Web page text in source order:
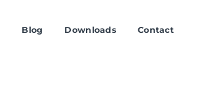
Blog Downloads Contact